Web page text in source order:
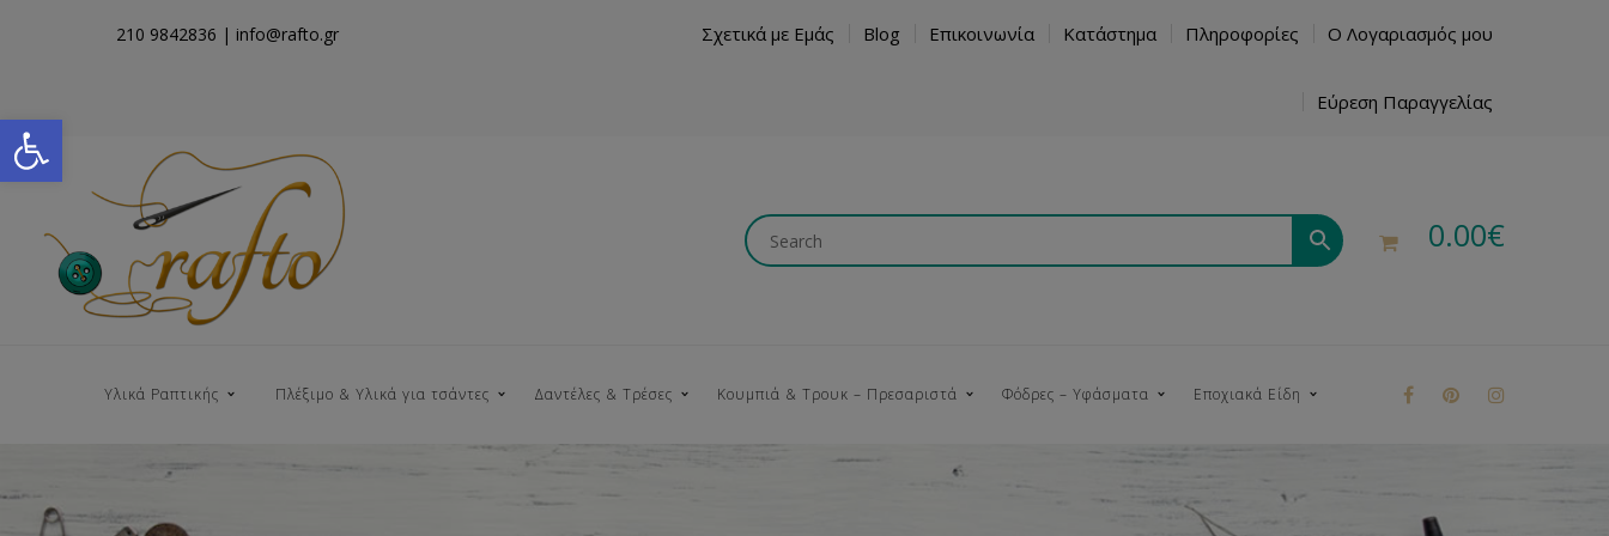
Open toolbar
210 9842836 | info@rafto.gr Σχετικά με Εμάς Blog Επικοινωνία Κατάστημα Πληροφορίες Ο Λογαριασμός μου
Εύρεση Παραγγελίας
0.00€
Υλικά Ραπτικής Πλέξιμο & Υλικά για τσάντες Δαντέλες & Τρέσες Κουμπιά & Τρουκ – Πρεσαριστά Φόδρες – Υφάσματα Εποχιακά Είδη